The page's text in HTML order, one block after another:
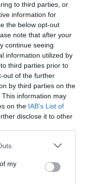
to third parties, or
information for
the below opt-out
note that after your
continue seeing
information utilized by
third parties prior to
out of the further
by third parties on the
This information may
on the IAB’s List of
disclose it to other
my
20 décembre 2017 - 8 h
47 min
RÉPONDRE
20 décembre 2017 - 9 h
40 min
RÉPONDRE
20 décembre 2017 - 12 h